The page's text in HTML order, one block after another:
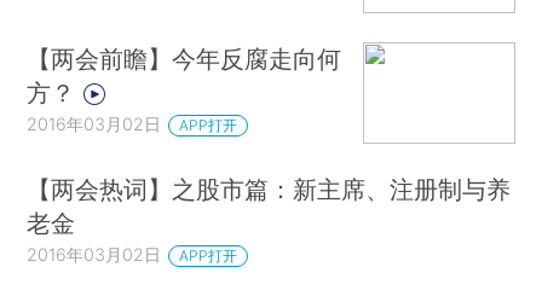
【两会前瞻】今年反腐走向何
方？
2016年03月02日 APP打开
【两会热词】之股市篇：新主席、注册制与养
老金
2016年03月02日 APP打开